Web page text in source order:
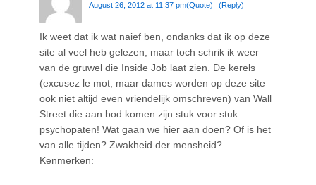
August 26, 2012 at 11:37 pm(Quote) (Reply)
Ik weet dat ik wat naief ben, ondanks dat ik op deze
site al veel heb gelezen, maar toch schrik ik weer
van de gruwel die Inside Job laat zien. De kerels
(excusez le mot, maar dames worden op deze site
ook niet altijd even vriendelijk omschreven) van Wall
Street die aan bod komen zijn stuk voor stuk
psychopaten! Wat gaan we hier aan doen? Of is het
van alle tijden? Zwakheid der mensheid?
Kenmerken: